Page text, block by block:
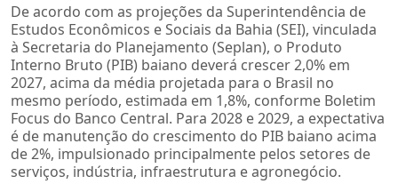
De acordo com as projeções da Superintendência de
Estudos Econômicos e Sociais da Bahia (SEI), vinculada
à Secretaria do Planejamento (Seplan), o Produto
Interno Bruto (PIB) baiano deverá crescer 2,0% em
2027, acima da média projetada para o Brasil no
mesmo período, estimada em 1,8%, conforme Boletim
Focus do Banco Central. Para 2028 e 2029, a expectativa
é de manutenção do crescimento do PIB baiano acima
de 2%, impulsionado principalmente pelos setores de
serviços, indústria, infraestrutura e agronegócio.